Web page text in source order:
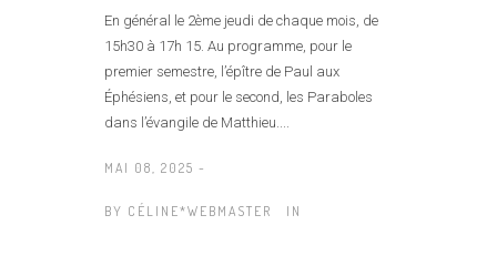
En général le 2ème jeudi de chaque mois, de
15h30 à 17h 15. Au programme, pour le
premier semestre, l’épître de Paul aux
Éphésiens, et pour le second, les Paraboles
dans l’évangile de Matthieu....
MAI 08, 2025 -
BY CÉLINE*WEBMASTER IN